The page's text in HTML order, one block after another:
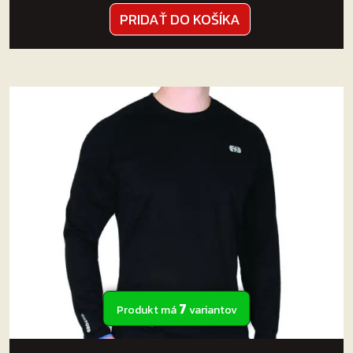
PRIDAŤ DO KOŠÍKA
Produkt má7variantov